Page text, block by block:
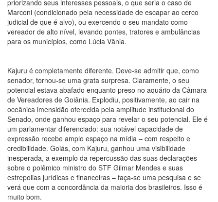
priorizando seus interesses pessoais, o que seria o caso de
Marconi (condicionado pela necessidade de escapar ao cerco
judicial de que é alvo), ou exercendo o seu mandato como
vereador de alto nível, levando pontes, tratores e ambulâncias
para os municípios, como Lúcia Vânia.
Kajuru é completamente diferente. Deve-se admitir que, como
senador, tornou-se uma grata surpresa. Claramente, o seu
potencial estava abafado enquanto preso no aquário da Câmara
de Vereadores de Goiânia. Explodiu, positivamente, ao cair na
oceânica imensidão oferecida pela amplitude institucional do
Senado, onde ganhou espaço para revelar o seu potencial. Ele é
um parlamentar diferenciado: sua notável capacidade de
expressão recebe amplo espaço na mídia – com respeito e
credibilidade. Goiás, com Kajuru, ganhou uma visibilidade
inesperada, a exemplo da repercussão das suas declarações
sobre o polêmico ministro do STF Gilmar Mendes e suas
estrepolias jurídicas e financeiras – faça-se uma pesquisa e se
verá que com a concordância da maioria dos brasileiros. Isso é
muito bom.